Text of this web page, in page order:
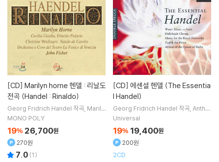
[CD] Marilyn horne 헨델 : 리날도
전곡 (Handel : Rinaldo)
Georg Fridrich Handel 작곡 Marily
n Horne노래
MONO POLY
19% 26,700원
270원
7.0 (1)
[CD] 에센셜 헨델 (The Essentia
l Handel)
Georg Fridrich Handel 작곡 Antho
ny Rolfe Johnson
Universal
19% 19,400원
200원
2CD